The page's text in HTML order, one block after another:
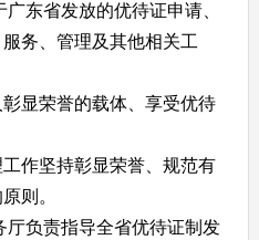
东省发放的优待证申请、
务、管理及其他相关工
显荣誉的载体、享受优待
作坚持彰显荣誉、规范有
则。
厅负责指导全省优待证制发